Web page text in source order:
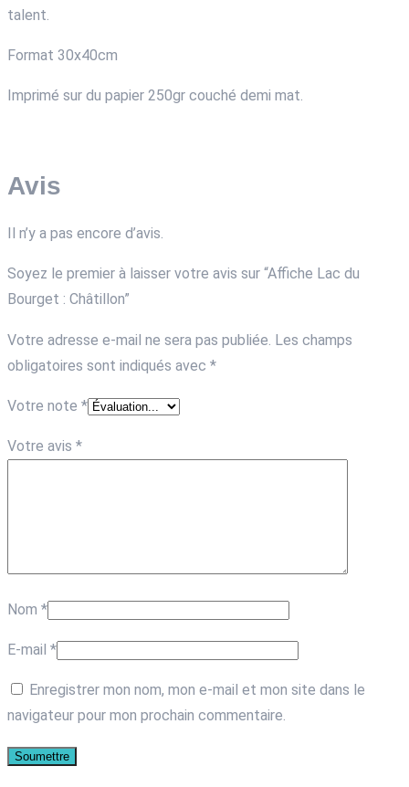
talent.
Format 30x40cm
Imprimé sur du papier 250gr couché demi mat.
Avis
Il n’y a pas encore d’avis.
Soyez le premier à laisser votre avis sur “Affiche Lac du
Bourget : Châtillon”
Votre adresse e-mail ne sera pas publiée. Les champs
obligatoires sont indiqués avec *
Votre note *
Votre avis *
Nom *
E-mail *
Enregistrer mon nom, mon e-mail et mon site dans le
navigateur pour mon prochain commentaire.